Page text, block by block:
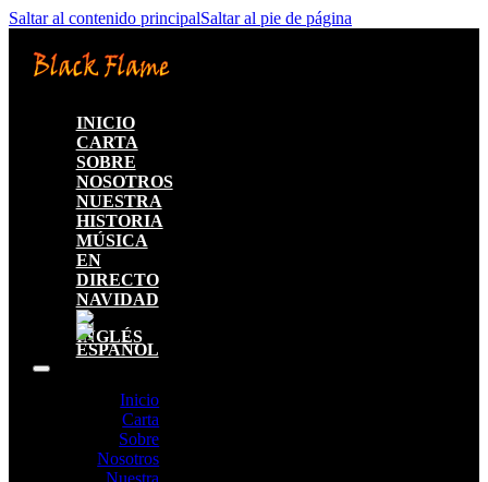
Saltar al contenido principalSaltar al pie de página
INICIO
CARTA
SOBRE
NOSOTROS
NUESTRA
HISTORIA
MÚSICA
EN
DIRECTO
NAVIDAD
Inicio
Carta
Sobre
Nosotros
Nuestra